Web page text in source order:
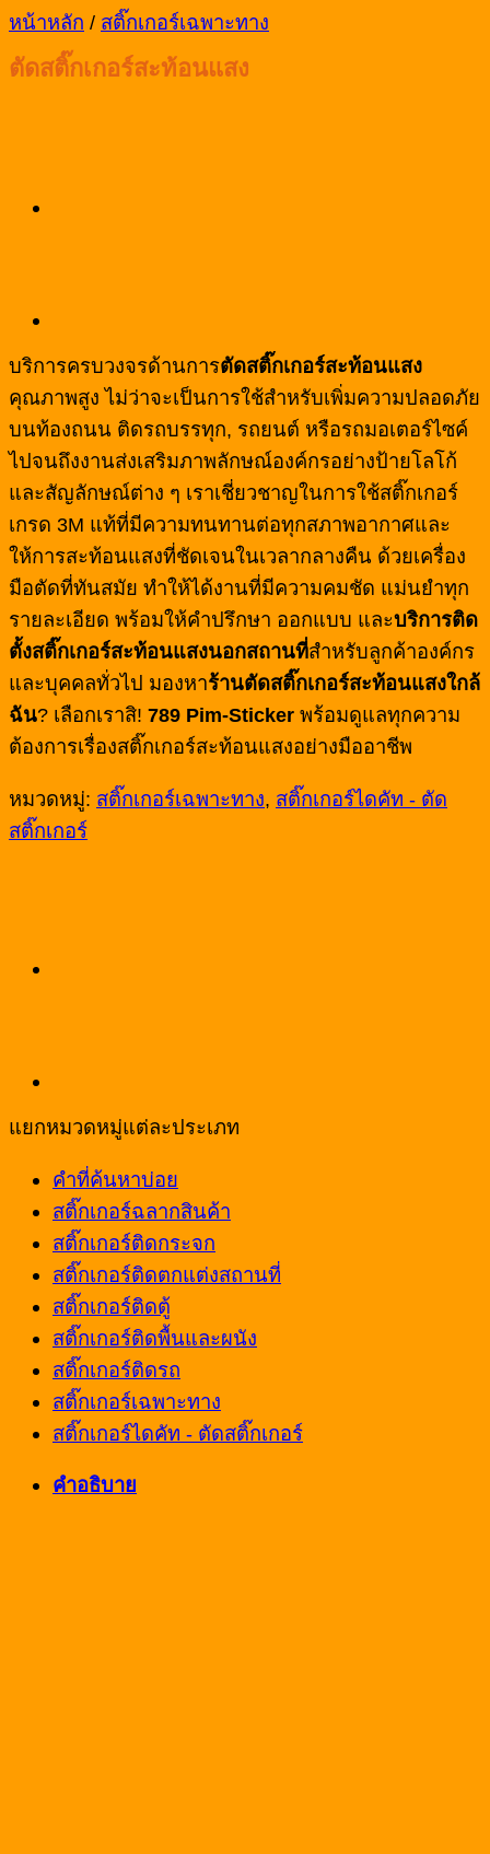
หน้าหลัก / สติ๊กเกอร์เฉพาะทาง
ตัดสติ๊กเกอร์สะท้อนแสง
บริการครบวงจรด้านการตัดสติ๊กเกอร์สะท้อนแสง
คุณภาพสูง ไม่ว่าจะเป็นการใช้สำหรับเพิ่มความปลอดภัย
บนท้องถนน ติดรถบรรทุก, รถยนต์ หรือรถมอเตอร์ไซค์
ไปจนถึงงานส่งเสริมภาพลักษณ์องค์กรอย่างป้ายโลโก้
และสัญลักษณ์ต่าง ๆ เราเชี่ยวชาญในการใช้สติ๊กเกอร์
เกรด 3M แท้ที่มีความทนทานต่อทุกสภาพอากาศและ
ให้การสะท้อนแสงที่ชัดเจนในเวลากลางคืน ด้วยเครื่อง
มือตัดที่ทันสมัย ทำให้ได้งานที่มีความคมชัด แม่นยำทุก
รายละเอียด พร้อมให้คำปรึกษา ออกแบบ และบริการติด
ตั้งสติ๊กเกอร์สะท้อนแสงนอกสถานที่สำหรับลูกค้าองค์กร
และบุคคลทั่วไป มองหาร้านตัดสติ๊กเกอร์สะท้อนแสงใกล้
ฉัน? เลือกเราสิ! 789 Pim-Sticker พร้อมดูแลทุกความ
ต้องการเรื่องสติ๊กเกอร์สะท้อนแสงอย่างมืออาชีพ
หมวดหมู่: สติ๊กเกอร์เฉพาะทาง, สติ๊กเกอร์ไดคัท - ตัด
สติ๊กเกอร์
แยกหมวดหมู่แต่ละประเภท
คำที่ค้นหาบ่อย
สติ๊กเกอร์ฉลากสินค้า
สติ๊กเกอร์ติดกระจก
สติ๊กเกอร์ติดตกแต่งสถานที่
สติ๊กเกอร์ติดตู้
สติ๊กเกอร์ติดพื้นและผนัง
สติ๊กเกอร์ติดรถ
สติ๊กเกอร์เฉพาะทาง
สติ๊กเกอร์ไดคัท - ตัดสติ๊กเกอร์
คำอธิบาย